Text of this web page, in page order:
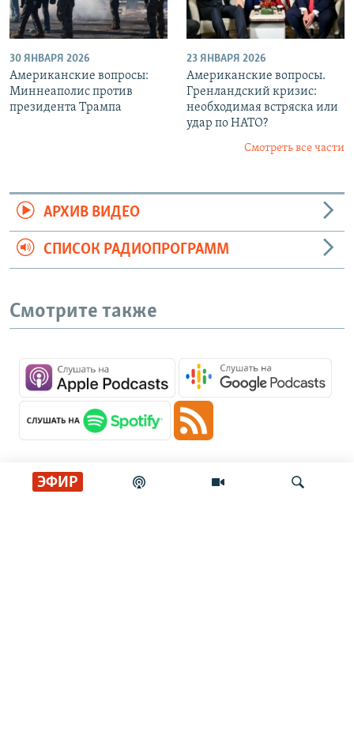
ЭФИР
30 ЯНВАРЯ 2026
Американские вопросы:
Миннеаполис против
президента Трампа
23 ЯНВАРЯ 2026
Американские вопросы.
Гренландский кризис:
необходимая встряска или
удар по НАТО?
Смотреть все части
АРХИВ ВИДЕО
СПИСОК РАДИОПРОГРАММ
Смотрите также